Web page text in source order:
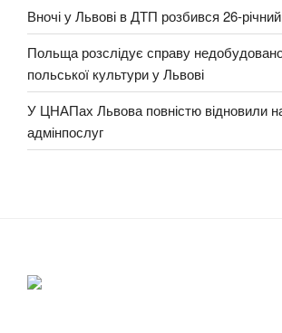
Вночі у Львові в ДТП розбився 26-
Польща розслідує справу
польської культури у Львові
У ЦНАПах Львова повністю відновили
адмінпослуг